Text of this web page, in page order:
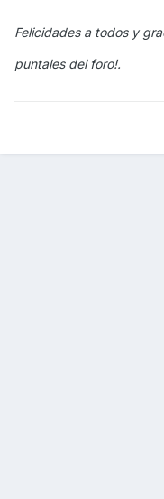
Felicidades a todos y
puntales del foro!.